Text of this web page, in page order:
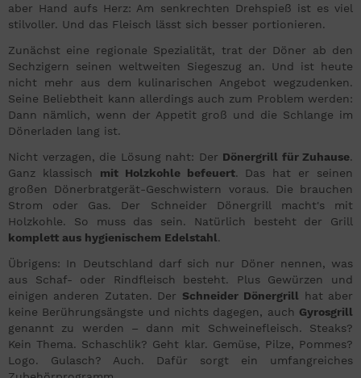
aber Hand aufs Herz: Am senkrechten Drehspieß ist es viel
stilvoller. Und das Fleisch lässt sich besser portionieren.
Zunächst eine regionale Spezialität, trat der Döner ab den
Sechzigern seinen weltweiten Siegeszug an. Und ist heute
nicht mehr aus dem kulinarischen Angebot wegzudenken.
Seine Beliebtheit kann allerdings auch zum Problem werden:
Dann nämlich, wenn der Appetit groß und die Schlange im
Dönerladen lang ist.
Nicht verzagen, die Lösung naht: Der Dönergrill für Zuhause.
Ganz klassisch mit Holzkohle befeuert. Das hat er seinen
großen Dönerbratgerät-Geschwistern voraus. Die brauchen
Strom oder Gas. Der Schneider Dönergrill macht's mit
Holzkohle. So muss das sein. Natürlich besteht der Grill
komplett aus hygienischem Edelstahl.
Übrigens: In Deutschland darf sich nur Döner nennen, was
aus Schaf- oder Rindfleisch besteht. Plus Gewürzen und
einigen anderen Zutaten. Der Schneider Dönergrill hat aber
keine Berührungsängste und nichts dagegen, auch Gyrosgrill
genannt zu werden – dann mit Schweinefleisch. Steaks?
Kein Thema. Schaschlik? Geht klar. Gemüse, Pilze, Pommes?
Logo. Gulasch? Auch. Dafür sorgt ein umfangreiches